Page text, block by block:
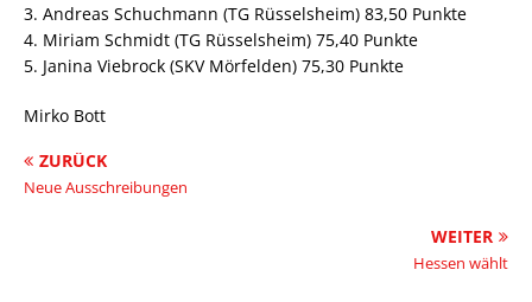
3. Andreas Schuchmann (TG Rüsselsheim) 83,50 Punkte
4. Miriam Schmidt (TG Rüsselsheim) 75,40 Punkte
5. Janina Viebrock (SKV Mörfelden) 75,30 Punkte
Mirko Bott
ZURÜCK
Neue Ausschreibungen
WEITER
Hessen wählt